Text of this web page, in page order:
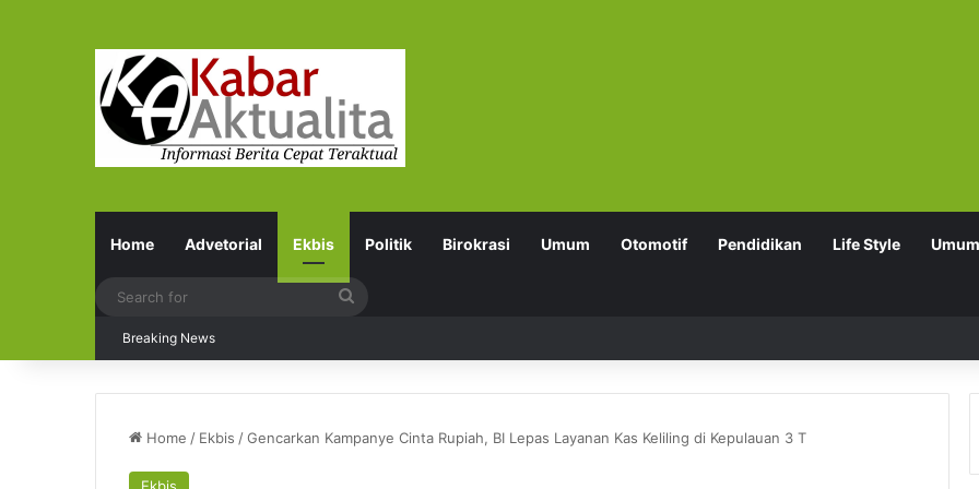
Home Advetorial Ekbis Politik Birokrasi Umum Otomotif Pendidikan Life Style Umum
Breaking News
Home / Ekbis /Gencarkan Kampanye Cinta Rupiah, BI Lepas Layanan Kas Keliling di Kepulauan 3 T